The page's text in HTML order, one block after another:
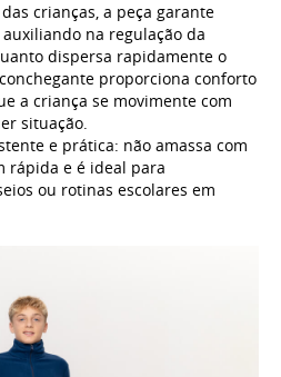
crianças, a peça garante
na regulação da
dispersa rapidamente o
proporciona conforto
a criança se movimente com
situação.
e prática: não amassa com
rápida e é ideal para
ou rotinas escolares em